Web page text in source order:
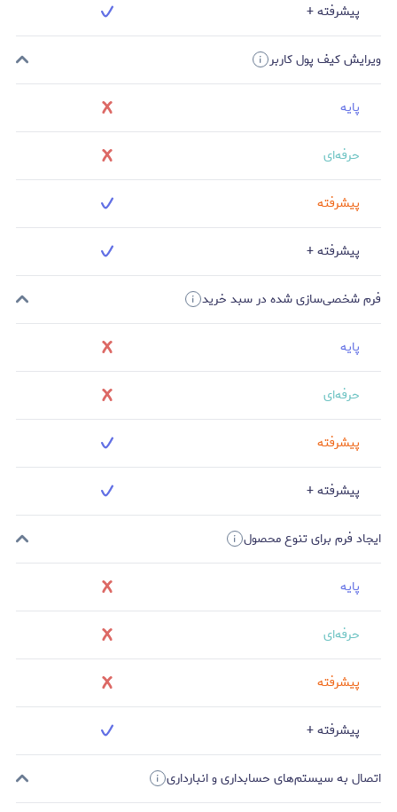
پیشرفته +
ویرایش کیف پول کاربر
پایه
حرفه‌ای
پیشرفته
پیشرفته +
فرم شخصی‌سازی شده در سبد خرید
پایه
حرفه‌ای
پیشرفته
پیشرفته +
ایجاد فرم برای تنوع محصول
پایه
حرفه‌ای
پیشرفته
پیشرفته +
اتصال به سیستم‌های حسابداری و انبارداری